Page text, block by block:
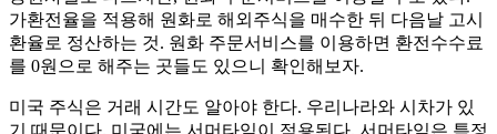
가환전율을 적용해 원화로 해외주식을 매수한 뒤 다음날 고시
환율로 정산하는 것. 원화 주문서비스를 이용하면 환전수수료
를 0원으로 해주는 곳들도 있으니 확인해보자.
미국 주식은 거래 시간도 알아야 한다. 우리나라와 시차가 있